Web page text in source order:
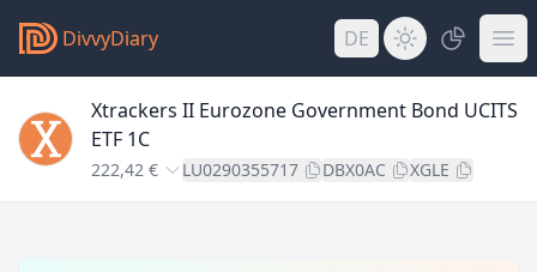
DivvyDiary DE
Xtrackers II Eurozone Government Bond UCITS
ETF 1C
222,42 € LU0290355717 DBX0AC XGLE